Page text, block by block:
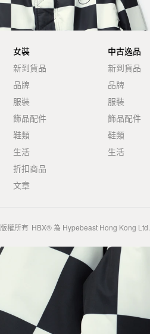
女裝
新到貨品
品牌
服裝
飾品配件
鞋類
生活
折扣商品
文章
中古逸品
新到貨品
品牌
服裝
飾品配件
鞋類
生活
版權所有 HBX® 為 Hypebeast Hong Kong